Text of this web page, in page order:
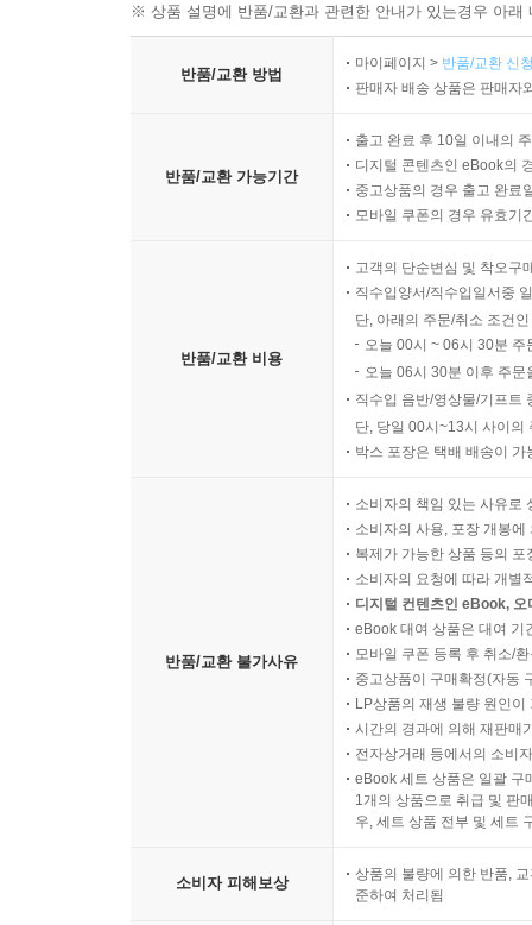
※ 상품 설명에 반품/교환과 관련한 안내가 있는경우 아
반품/교환 방법
마이페이지 > 반품/교환 신
판매자 배송 상품은 판매자
반품/교환 가능기간
출고 완료 후 10일 이내의
디지털 콘텐츠인 eBook의
중고상품의 경우 출고 완료
모바일 쿠폰의 경우 유효기
반품/교환 비용
고객의 단순변심 및 착오구
직수입양서/직수입일서중
단, 아래의 주문/취소 조건
오늘 00시 ~ 06시 30분
오늘 06시 30분 이후 주
직수입 음반/영상물/기프트
단, 당일 00시~13시 사이의
박스 포장은 택배 배송이
반품/교환 불가사유
소비자의 책임 있는 사유로
소비자의 사용, 포장 개봉
복제가 가능한 상품 등의
소비자의 요청에 따라 개별
디지털 컨텐츠인 eBook,
eBook 대여 상품은 대여 기
모바일 쿠폰 등록 후 취소/
중고상품이 구매확정(자동
LP상품의 재생 불량 원인
시간의 경과에 의해 재판매
전자상거래 등에서의 소비
eBook 세트 상품은 일괄 구
1개의 상품으로 취급 및 판
우, 세트 상품 전부 및 세트
소비자 피해보상
상품의 불량에 의한 반품,
준하여 처리됨